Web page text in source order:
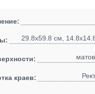
29.8x59.8 см,
краев: